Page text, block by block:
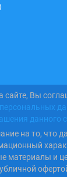
Вы
данного
на то, что
материалы и